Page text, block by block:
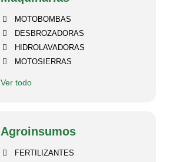
MOTOBOMBAS
DESBROZADORAS
HIDROLAVADORAS
MOTOSIERRAS
Ver todo
Agroinsumos
FERTILIZANTES